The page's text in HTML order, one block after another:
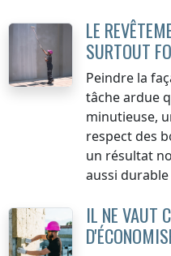
LE
SURTOUT
Peindre la
tâche ardue
minutieuse,
respect des
un résultat
aussi
IL NE VAUT